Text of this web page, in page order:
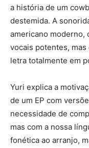
a história de um
destemida. A
americano moderno,
vocais potentes,
letra totalmente em
Yuri explica a
de um EP com
necessidade de
mas com a nossa
fonética ao arranjo,